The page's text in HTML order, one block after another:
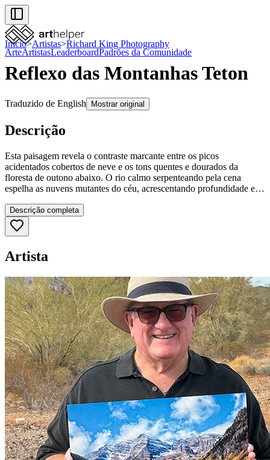
ArteArtistasLeaderboardPadrões da Comunidade
Início>Artistas>Richard King Photography
Reflexo das Montanhas Teton
Traduzido de English Mostrar original
Descrição
Esta paisagem revela o contraste marcante entre os picos
acidentados cobertos de neve e os tons quentes e dourados da
floresta de outono abaixo. O rio calmo serpenteando pela cena
espelha as nuvens mutantes do céu, acrescentando profundidade e
força e a serenidade da natureza, tornando-se uma adição
revigorante a qualquer espaço.
Descrição completa
Artista